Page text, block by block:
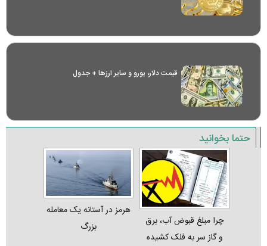
قیمت دلار، یورو و سایر ارز‌ها + جدول
حتما بخوانید
چرا مبلغ قبوض آب، برق
و گاز سر به فلک کشیده
هرمز در آستانه یک معامله
بزرگ